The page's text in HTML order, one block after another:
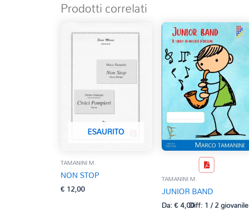
Prodotti correlati
ESAURITO
TAMANINI M.
NON STOP
€12,00
TAMANINI M.
JUNIOR BAND
Da:€4,00Diff: 1 / 2 giovanile